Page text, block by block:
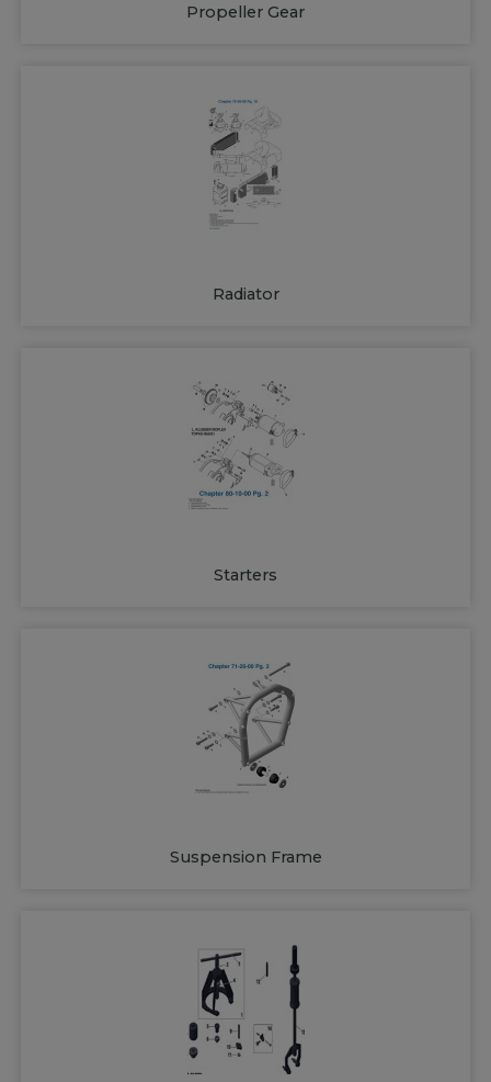
Propeller Gear
Radiator
Starters
Suspension Frame